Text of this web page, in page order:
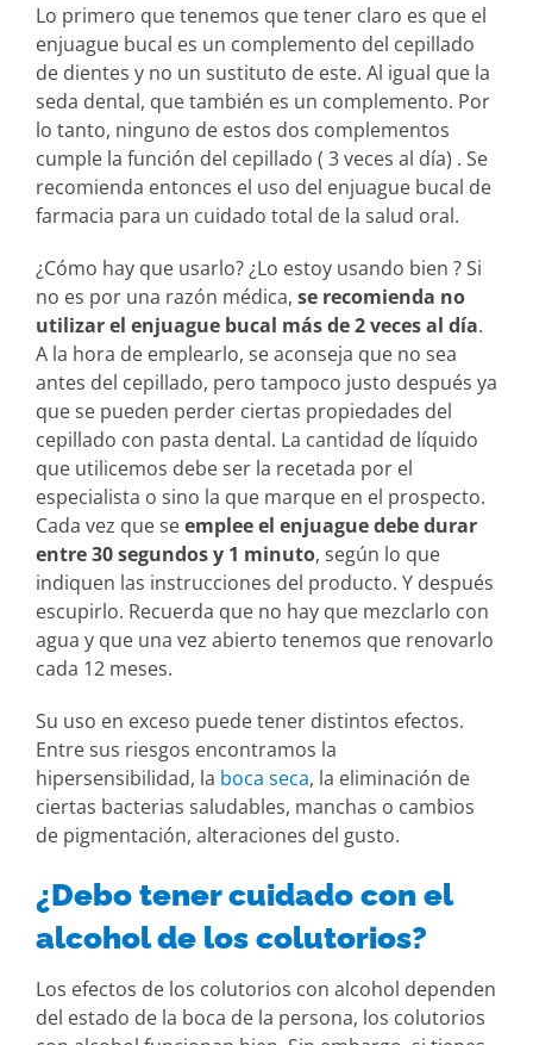
Lo primero que tenemos que tener claro es que el
enjuague bucal es un complemento del cepillado
de dientes y no un sustituto de este. Al igual que la
seda dental, que también es un complemento. Por
lo tanto, ninguno de estos dos complementos
cumple la función del cepillado ( 3 veces al día) . Se
recomienda entonces el uso del enjuague bucal de
farmacia para un cuidado total de la salud oral.
¿Cómo hay que usarlo? ¿Lo estoy usando bien ? Si
no es por una razón médica, se recomienda no
utilizar el enjuague bucal más de 2 veces al día.
A la hora de emplearlo, se aconseja que no sea
antes del cepillado, pero tampoco justo después ya
que se pueden perder ciertas propiedades del
cepillado con pasta dental. La cantidad de líquido
que utilicemos debe ser la recetada por el
especialista o sino la que marque en el prospecto.
Cada vez que seemplee el enjuague debe durar
entre 30 segundos y 1 minuto, según lo que
indiquen las instrucciones del producto. Y después
escupirlo. Recuerda que no hay que mezclarlo con
agua y que una vez abierto tenemos que renovarlo
cada 12 meses.
Su uso en exceso puede tener distintos efectos.
Entre sus riesgos encontramos la
hipersensibilidad, la boca seca, la eliminación de
ciertas bacterias saludables, manchas o cambios
de pigmentación, alteraciones del gusto.
¿Debo tener cuidado con el
alcohol de los colutorios?
Los efectos de los colutorios con alcohol dependen
del estado de la boca de la persona, los colutorios